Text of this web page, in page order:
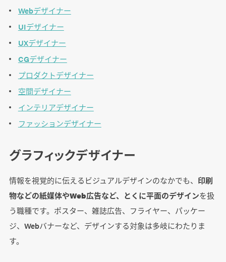
Webデザイナー
UIデザイナー
UXデザイナー
CGデザイナー
プロダクトデザイナー
空間デザイナー
インテリアデザイナー
ファッションデザイナー
グラフィックデザイナー
情報を視覚的に伝えるビジュアルデザインのなかでも、 印刷
物などの紙媒体やWeb広告など、とくに平面のデザインを扱
う職種です。ポスター、雑誌広告、フライヤー、パッケー
ジ、Webバナーなど、デザインする対象は多岐にわたりま
す。